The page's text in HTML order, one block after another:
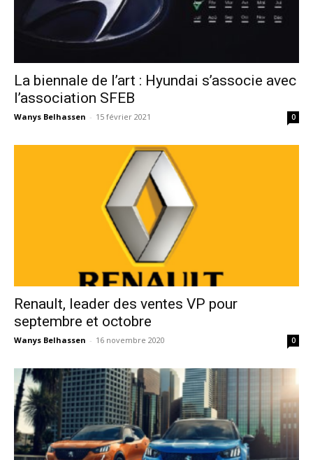
La biennale de l’art : Hyundai s’associe avec
l’association SFEB
Wanys Belhassen - 15 février 2021 0
Renault, leader des ventes VP pour
septembre et octobre
Wanys Belhassen - 16 novembre 2020 0